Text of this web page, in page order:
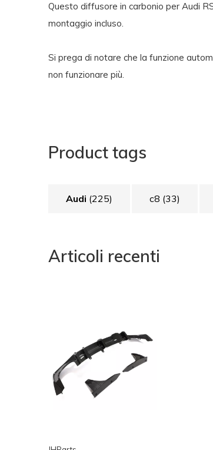
Questo diffusore in carbonio per Audi
montaggio incluso.
Si prega di notare che la funzione
non funzionare più.
Product tags
Audi (225) c8 (33)
Articoli recenti